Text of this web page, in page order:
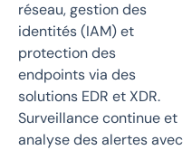
réseau, gestion des
identités (IAM) et
protection des
endpoints via des
solutions EDR et XDR.
Surveillance continue et
analyse des alertes avec